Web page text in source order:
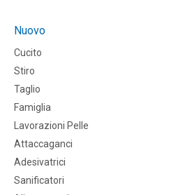
Nuovo
Cucito
Stiro
Taglio
Famiglia
Lavorazioni Pelle
Attaccaganci
Adesivatrici
Sanificatori